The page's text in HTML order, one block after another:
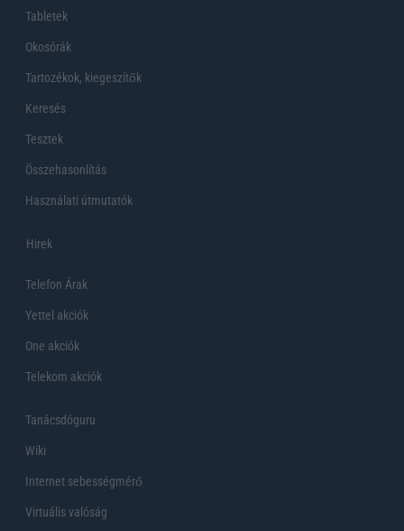
Tabletek
Okosórák
Tartozékok, kiegeszítők
Keresés
Tesztek
Összehasonlítás
Használati útmutatók
Hirek
Telefon Árak
Yettel akciók
One akciók
Telekom akciók
Tanácsdóguru
Wiki
Internet sebességmérő
Virtuális valóság